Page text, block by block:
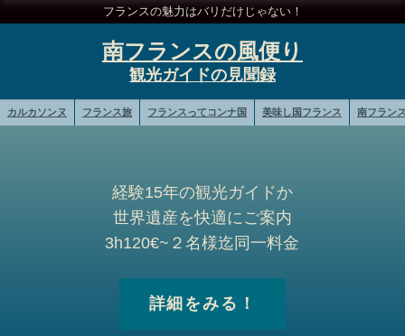
フランスの魅力はバリだけじゃない！
南フランスの風便り
カルカソンヌ フランス旅 フランスってコンナ国 美味し国フランス 南フラン
経験15年の観光ガイドか
世界遺産を快適にご案内
3h120€~２名様迄同一料金
詳細をみる！